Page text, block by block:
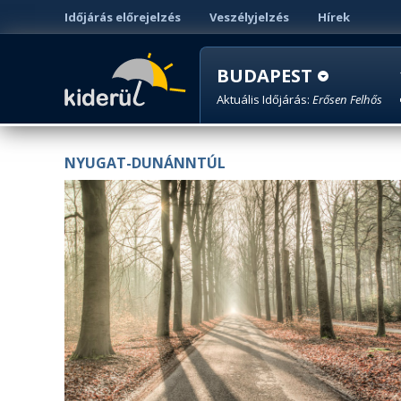
Időjárás előrejelzés Veszélyjelzés Hírek
BUDAPEST
Aktuális Időjárás: Erősen Felhős
NYUGAT-DUNÁNNTÚL